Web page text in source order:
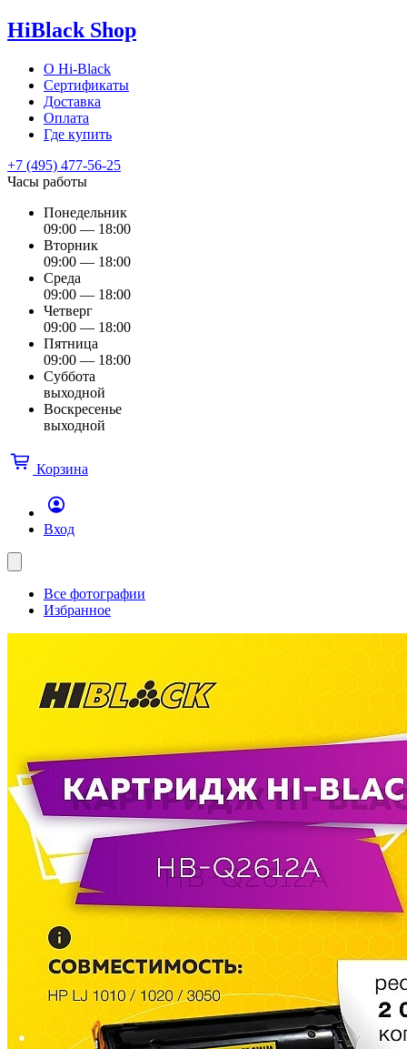
HiBlack Shop
О Hi-Black
Сертификаты
Доставка
Оплата
Где купить
+7 (495) 477-56-25
Часы работы
Понедельник
09:00 — 18:00
Вторник
09:00 — 18:00
Среда
09:00 — 18:00
Четверг
09:00 — 18:00
Пятница
09:00 — 18:00
Суббота
выходной
Воскресенье
выходной
Корзина
Вход
Все фотографии
Избранное